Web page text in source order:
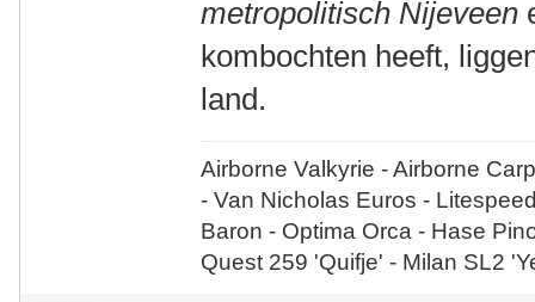
metropolitisch Nijeveen
kombochten heeft,
land.
Airborne Valkyrie - Airborne
- Van Nicholas Euros -
Baron - Optima Orca - Hase
Quest 259 'Quifje' - Milan SL2